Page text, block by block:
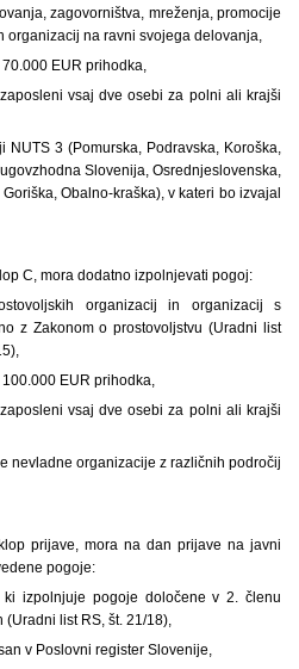
zagovorništva, mreženja, promocije
organizacij na ravni svojega delovanja,
EUR prihodka,
vsaj dve osebi za polni ali krajši
NUTS 3 (Pomurska, Podravska, Koroška,
Slovenija, Osrednjeslovenska,
Obalno-kraška), v kateri bo izvajal
C, mora dodatno izpolnjevati pogoj:
organizacij in organizacij s
z Zakonom o prostovoljstvu (Uradni list
EUR prihodka,
vsaj dve osebi za polni ali krajši
nevladne organizacije z različnih področij
prijave, mora na dan prijave na javni
pogoje:
izpolnjuje pogoje določene v 2. členu
list RS, št. 21/18),
v Poslovni register Slovenije,